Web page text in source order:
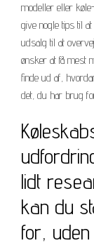
modeller eller
give nogle tips til
udsalg til at
ønsker at få mest
finde ud af,
det, du har brug
lidt
kan du
for,